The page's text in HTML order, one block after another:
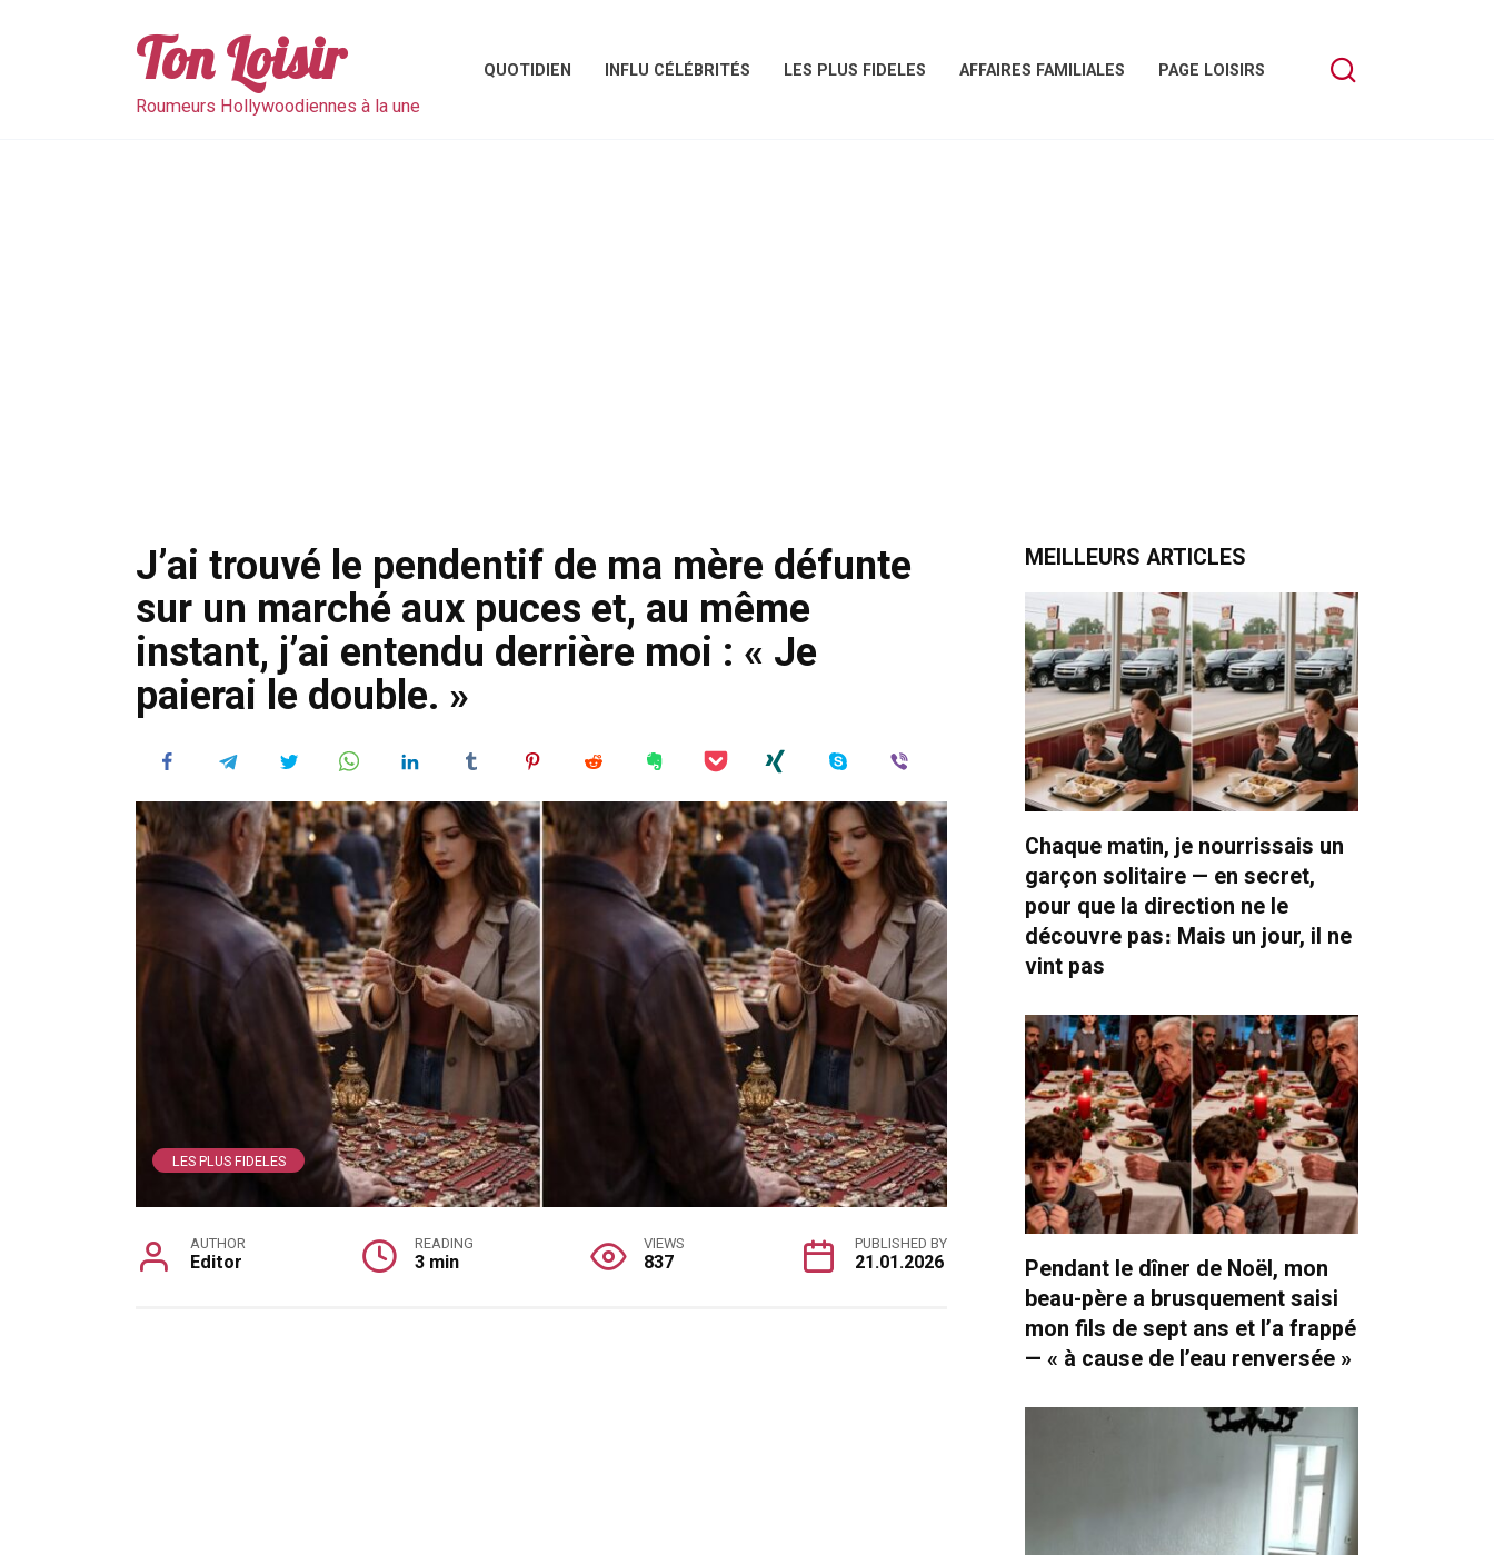
Ton Loisir
Roumeurs Hollywoodiennes à la une
QUOTIDIEN INFLU CÉLÉBRITÉS LES PLUS FIDELES AFFAIRES FAMILIALES PAGE LOISIRS
J’ai trouvé le pendentif de ma mère défunte
sur un marché aux puces et, au même
instant, j’ai entendu derrière moi : « Je
paierai le double. »
LES PLUS FIDELES
AUTHOR
Editor
READING
3 min
VIEWS
837
PUBLISHED BY
21.01.2026
MEILLEURS ARTICLES
Chaque matin, je nourrissais un
garçon solitaire — en secret,
pour que la direction ne le
découvre pas։ Mais un jour, il ne
vint pas
Pendant le dîner de Noël, mon
beau-père a brusquement saisi
mon fils de sept ans et l’a frappé
— « à cause de l’eau renversée »